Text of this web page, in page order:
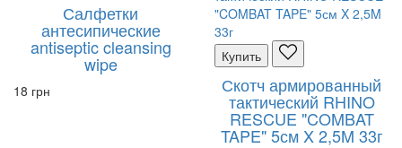
Салфетки
антесипические
antiseptic cleansing
wipe
18 грн
Купить
Скотч армированный
тактический RHINO
RESCUE "COMBAT
TAPE" 5см X 2,5M 33г